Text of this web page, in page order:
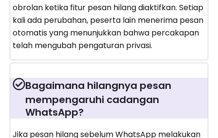
obrolan ketika fitur pesan hilang diaktifkan. Setiap
kali ada perubahan, peserta lain menerima pesan
otomatis yang menunjukkan bahwa percakapan
telah mengubah pengaturan privasi.
Bagaimana hilangnya pesan
mempengaruhi cadangan
WhatsApp?
Jika pesan hilang sebelum WhatsApp melakukan